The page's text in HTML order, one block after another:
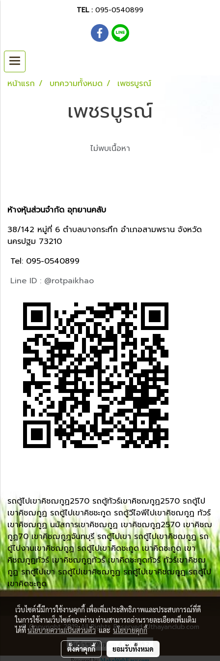
TEL : 095-0540899
หน้าแรก บทความทั้งหมด เพชรบูรณ์
เพชรบูรณ์
ไม่พบเนื้อหา
ห้างหุ้นส่วนจำกัด อุทยานคลับ
38/142 หมู่ที่ 6 ตำบลบางกระทึก อำเภอสามพราน จังหวัด
นครปฐม 73210
Tel: 095-0540899
Line ID : @rotpaikhao
รถตู้ไปเขาคิชฌกูฏ2570 รถตู้ทัวร์เขาคิชฌกูฏ2570 รถตู้ไป
เขาคิชฌกูฏ รถตู้ไปเขาคิชชะกูด รถตู้วีไอพีไปเขาคิชฌกูฏ ทัวร์
เขาคิชฌกูฏ นมัสการเขาคิชฌกูฏ เขาคิชฌกูฏ2570 เขาคิชฌ
กูฏ70 เขาคิชฌกูฏจันทบุรี รถตู้ไปเขา รถตู้ไปเขาคิชฌกูฎ รถ
ตู้ไปงานเขาคิชฌกูฏ รถตู้ไปเขาคิดชะกูด เขาคิดชะกูด เขา
คิชฌกูฏทัวร์ เขาคิชฌกูฎทัวร์ เขาคิดชะกูดทัวร์ ทัวร์เขาคิชฌ
กูฏ รถตู้ไปเขา รถตู้ไปเขาคิชฌกูฏ รถตู้ไปเขาคิชฌกูฎ รถตู้ไป
เขาคิดชะกูด
© Copyright 2019 All Rights Reserved. Uthayanclub.com
ผู้เข้าชมทั้งหมด4,021,652
เว็บไซต์นี้มีการใช้งานคุกกี้ เพื่อเพิ่มประสิทธิภาพและประสบการณ์ที่ดี
ในการใช้งานเว็บไซต์ของท่าน ท่านสามารถอ่านรายละเอียดเพิ่มเติม
ได้ที่นโยบายความเป็นส่วนตัวและ นโยบายคุกกี้
ตั้งค่าคุกกี้ ยอมรับทั้งหมด